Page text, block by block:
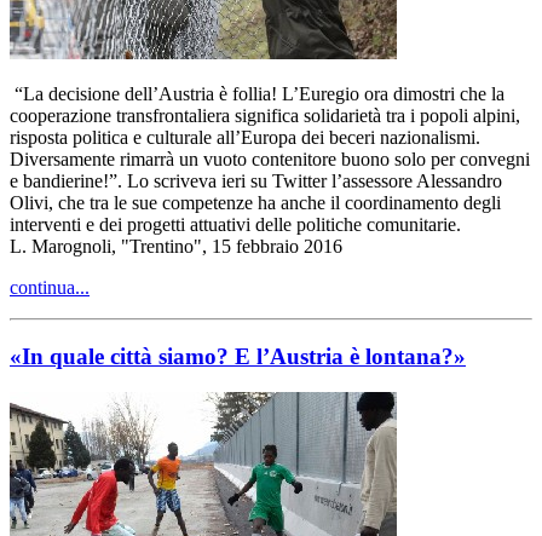
“La decisione dell’Austria è follia! L’Euregio ora dimostri che la
cooperazione transfrontaliera significa solidarietà tra i popoli alpini,
risposta politica e culturale all’Europa dei beceri nazionalismi.
Diversamente rimarrà un vuoto contenitore buono solo per convegni
e bandierine!”. Lo scriveva ieri su Twitter l’assessore Alessandro
Olivi, che tra le sue competenze ha anche il coordinamento degli
interventi e dei progetti attuativi delle politiche comunitarie.
L. Marognoli, "Trentino", 15 febbraio 2016
continua...
«In quale città siamo? E l’Austria è lontana?»